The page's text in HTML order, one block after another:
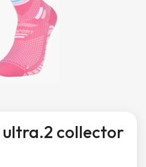
collector